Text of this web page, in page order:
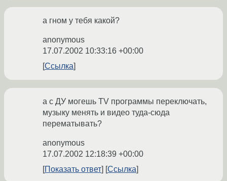
а гном у тебя какой?
anonymous
17.07.2002 10:33:16 +00:00
Ссылка
а с ДУ могешь TV программы переключать,
музыку менять и видео туда-сюда
перематывать?
anonymous
17.07.2002 12:18:39 +00:00
Показать ответ
Ссылка